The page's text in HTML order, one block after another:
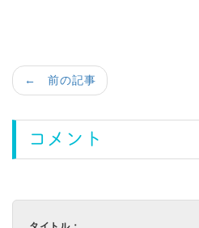
← 前の記事
コメント